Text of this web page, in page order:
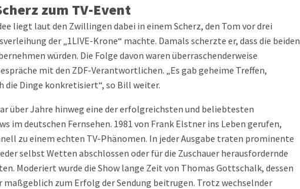
zum TV-Event
liegt laut den Zwillingen dabei in einem Scherz, den Tom vor drei
der „1LIVE-Krone“ machte. Damals scherzte er, dass die beiden
würden. Die Folge davon waren überraschenderweise
mit den ZDF-Verantwortlichen. „Es gab geheime Treffen,
die Dinge konkretisiert“, so Bill weiter.
über Jahre hinweg eine der erfolgreichsten und beliebtesten
im deutschen Fernsehen. 1981 von Frank Elstner ins Leben gerufen,
zu einem echten TV-Phänomen. In jeder Ausgabe traten prominente
selbst Wetten abschlossen oder für die Zuschauer herausfordernde
Moderiert wurde die Show lange Zeit von Thomas Gottschalk, dessen
maßgeblich zum Erfolg der Sendung beitrugen. Trotz wechselnder